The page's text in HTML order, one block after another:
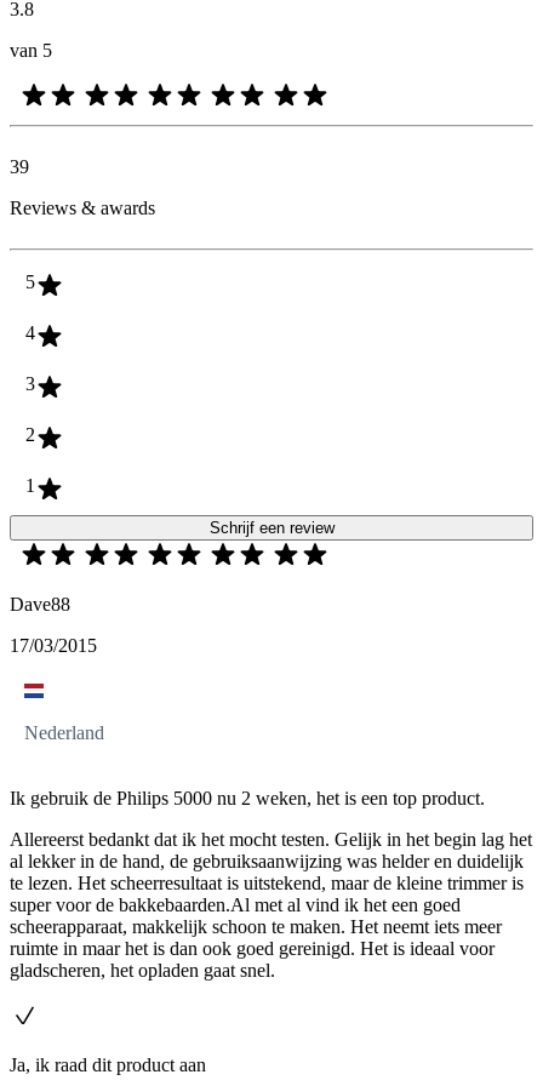
3.8
van 5
39
Reviews & awards
5
4
3
2
1
Schrijf een review
Dave88
17/03/2015
Nederland
Ik gebruik de Philips 5000 nu 2 weken, het is een top product.
Allereerst bedankt dat ik het mocht testen. Gelijk in het begin lag het
al lekker in de hand, de gebruiksaanwijzing was helder en duidelijk
te lezen. Het scheerresultaat is uitstekend, maar de kleine trimmer is
super voor de bakkebaarden.Al met al vind ik het een goed
scheerapparaat, makkelijk schoon te maken. Het neemt iets meer
ruimte in maar het is dan ook goed gereinigd. Het is ideaal voor
gladscheren, het opladen gaat snel.
Ja, ik raad dit product aan